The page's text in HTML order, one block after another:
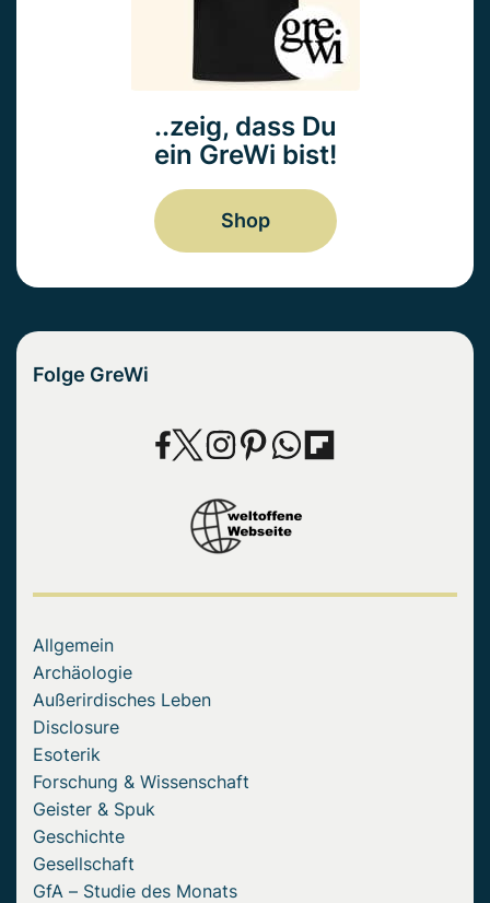
..zeig, dass Du
ein GreWi bist!
Shop
Folge GreWi
Allgemein
Archäologie
Außerirdisches Leben
Disclosure
Esoterik
Forschung & Wissenschaft
Geister & Spuk
Geschichte
Gesellschaft
GfA – Studie des Monats